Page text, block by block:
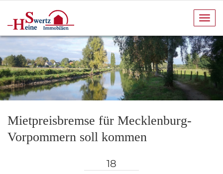
Mietpreisbremse für Mecklenburg-
Vorpommern soll kommen
18